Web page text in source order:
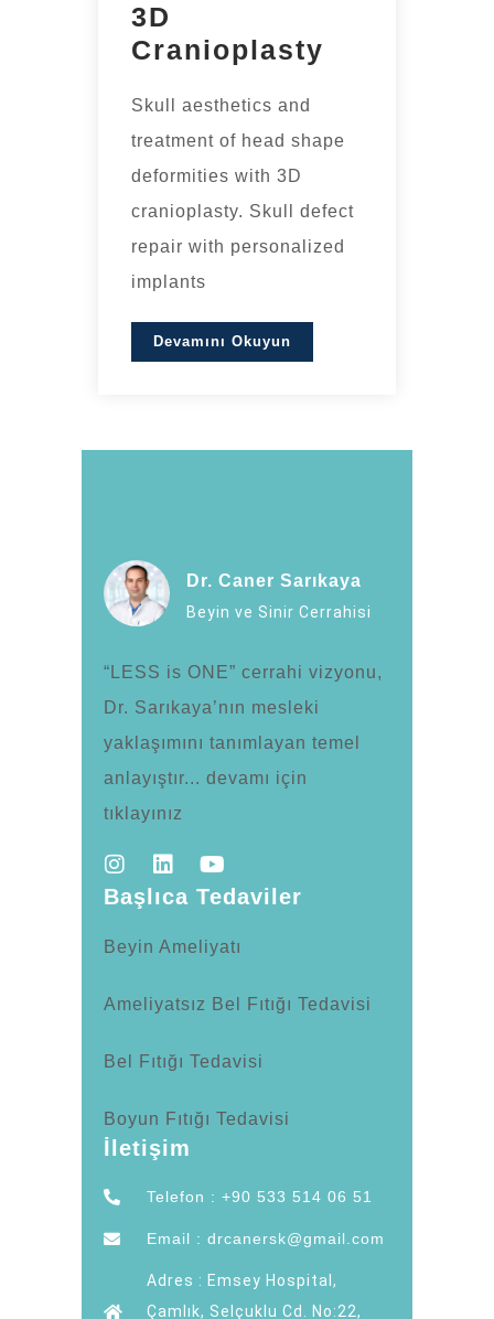
3D
Cranioplasty
Skull aesthetics and
treatment of head shape
deformities with 3D
cranioplasty. Skull defect
repair with personalized
implants
Devamını Okuyun
Dr. Caner Sarıkaya
Beyin ve Sinir Cerrahisi
“LESS is ONE” cerrahi vizyonu,
Dr. Sarıkaya’nın mesleki
yaklaşımını tanımlayan temel
anlayıştır... devamı için
tıklayınız
Başlıca Tedaviler
Beyin Ameliyatı
Ameliyatsız Bel Fıtığı Tedavisi
Bel Fıtığı Tedavisi
Boyun Fıtığı Tedavisi
İletişim
Telefon : +90 533 514 06 51
Email : drcanersk@gmail.com
Adres : Emsey Hospital,
Çamlık, Selçuklu Cd. No:22,